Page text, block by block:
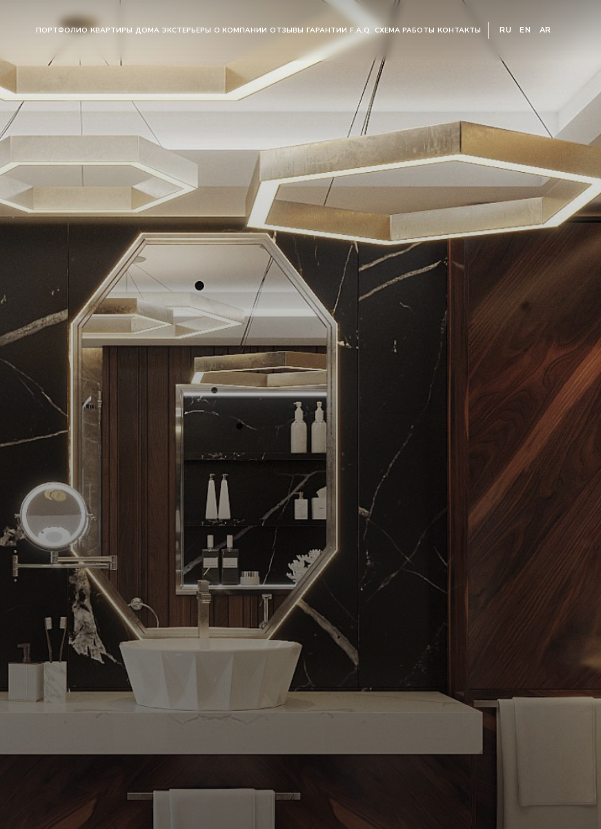
ПОРТФОЛИО КВАРТИРЫ ДОМА ЭКСТЕРЬЕРЫ О КОМПАНИИ ОТЗЫВЫ ГАРАНТИИ F.A.Q. СХЕМА РАБОТЫ КОНТАКТЫ RU EN AR